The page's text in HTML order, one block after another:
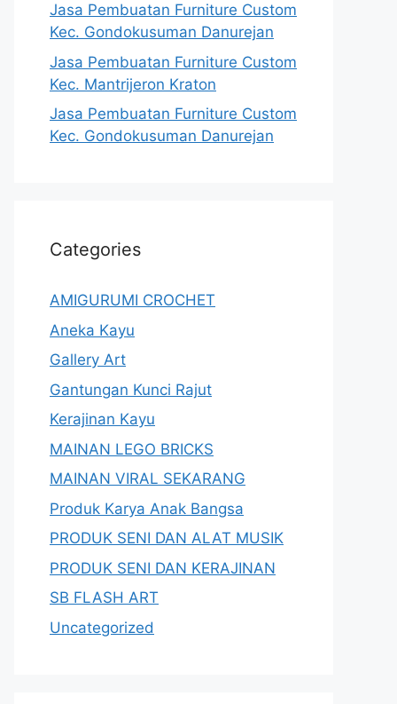
Jasa Pembuatan Furniture Custom
Kec. Gondokusuman Danurejan
Jasa Pembuatan Furniture Custom
Kec. Mantrijeron Kraton
Jasa Pembuatan Furniture Custom
Kec. Gondokusuman Danurejan
Categories
AMIGURUMI CROCHET
Aneka Kayu
Gallery Art
Gantungan Kunci Rajut
Kerajinan Kayu
MAINAN LEGO BRICKS
MAINAN VIRAL SEKARANG
Produk Karya Anak Bangsa
PRODUK SENI DAN ALAT MUSIK
PRODUK SENI DAN KERAJINAN
SB FLASH ART
Uncategorized